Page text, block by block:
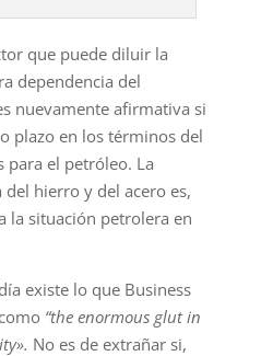
que puede diluir la
dependencia del
nuevamente afirmativa si
plazo en los términos del
para el petróleo. La
hierro y del acero es,
la situación petrolera en
existe lo que Business
“the enormous glut in
No es de extrañar si,